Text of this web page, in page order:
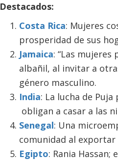
Destacados:
Costa Rica: Mujeres
prosperidad de sus
Jamaica: “Las
albañil, al invitar a
género masculino.
India: La lucha de
obligan a casar a las
Senegal: Una
comunidad al
Egipto: Rania